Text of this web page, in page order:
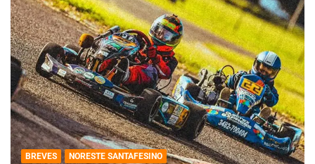
BREVES NORESTE SANTAFESINO